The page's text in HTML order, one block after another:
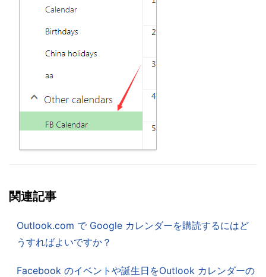
関連記事
Outlook.com で Google カレンダーを購読するにはど
うすればよいですか？
Facebook のイベントや誕生日をOutlook カレンダーの